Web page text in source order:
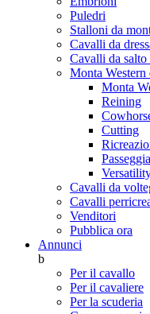
Puledri
Stalloni da
Cavalli da
Cavalli da salto
Monta Western
Monta
Reining
Cutting
Cavalli da
Cavalli
Venditori
Pubblica ora
Annunci
b
Per il cavallo
Per il cavaliere
Per la scuderia